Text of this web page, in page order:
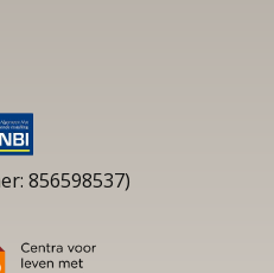
856598537)